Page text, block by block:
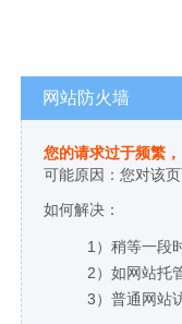
网站防火墙
您的请求过于频繁
可能原因：您对该
如何解决：
1）稍等一段
2）如网站托
3）普通网站